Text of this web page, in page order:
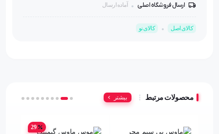
ارسال فروشگاه اصلی آماده ارسال
کالای اصل کالای نو
محصولات مرتبط بیشتر
29